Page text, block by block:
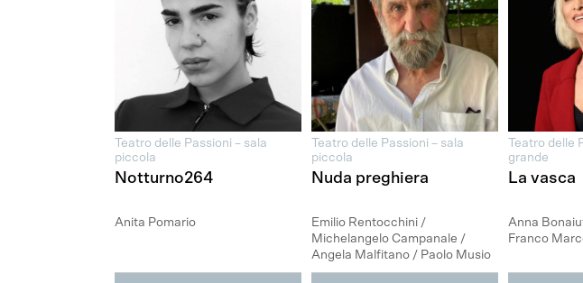
Teatro delle Passioni – sala
piccola
Notturno264
Anita Pomario
Teatro delle Passioni – sala
piccola
Nuda preghiera
Emilio Rentocchini /
Michelangelo Campanale /
Angela Malfitano / Paolo Musio
Teatro delle
grande
La vasca
Anna
Franco